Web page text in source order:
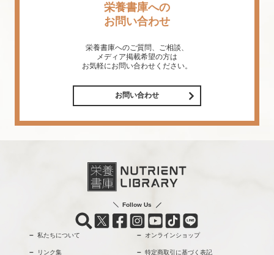
栄養書庫への
お問い合わせ
栄養書庫へのご質問、ご相談、
メディア掲載希望の方は
お気軽にお問い合わせください。
お問い合わせ
Follow Us
私たちについて オンラインショップ
リンク集 特定商取引に基づく表記